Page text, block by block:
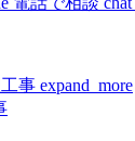
事 expand_more